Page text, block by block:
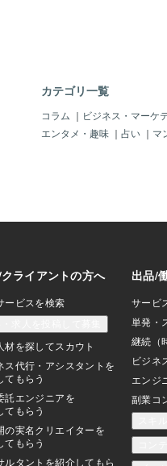
カテゴリ一覧
コラム ｜ ビジネス・マーケ
エンタメ・趣味 ｜ 占い ｜ マ